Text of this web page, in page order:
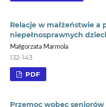
Relacje w małżeństwie
niepełnosprawnych dzieci
Małgorzata Marmola
132-143
PDF
Przemoc wobec